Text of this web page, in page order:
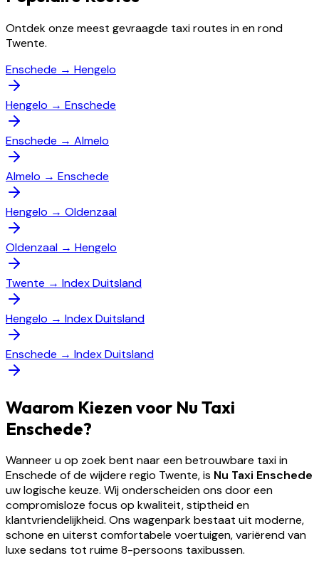
Ontdek onze meest gevraagde taxi routes in en rond
Twente.
Enschede → Hengelo
Hengelo → Enschede
Enschede → Almelo
Almelo → Enschede
Hengelo → Oldenzaal
Oldenzaal → Hengelo
Twente → Index Duitsland
Hengelo → Index Duitsland
Enschede → Index Duitsland
Waarom Kiezen voor Nu Taxi
Enschede?
Wanneer u op zoek bent naar een betrouwbare taxi in
Enschede of de wijdere regio Twente, is Nu Taxi Enschede
uw logische keuze. Wij onderscheiden ons door een
compromisloze focus op kwaliteit, stiptheid en
klantvriendelijkheid. Ons wagenpark bestaat uit moderne,
schone en uiterst comfortabele voertuigen, variërend van
luxe sedans tot ruime 8-persoons taxibussen.